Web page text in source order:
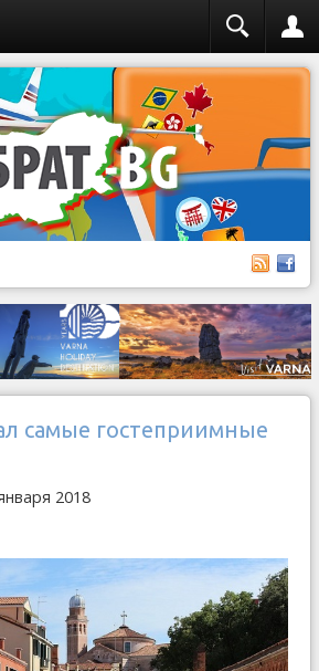
самые гостеприимные
2018